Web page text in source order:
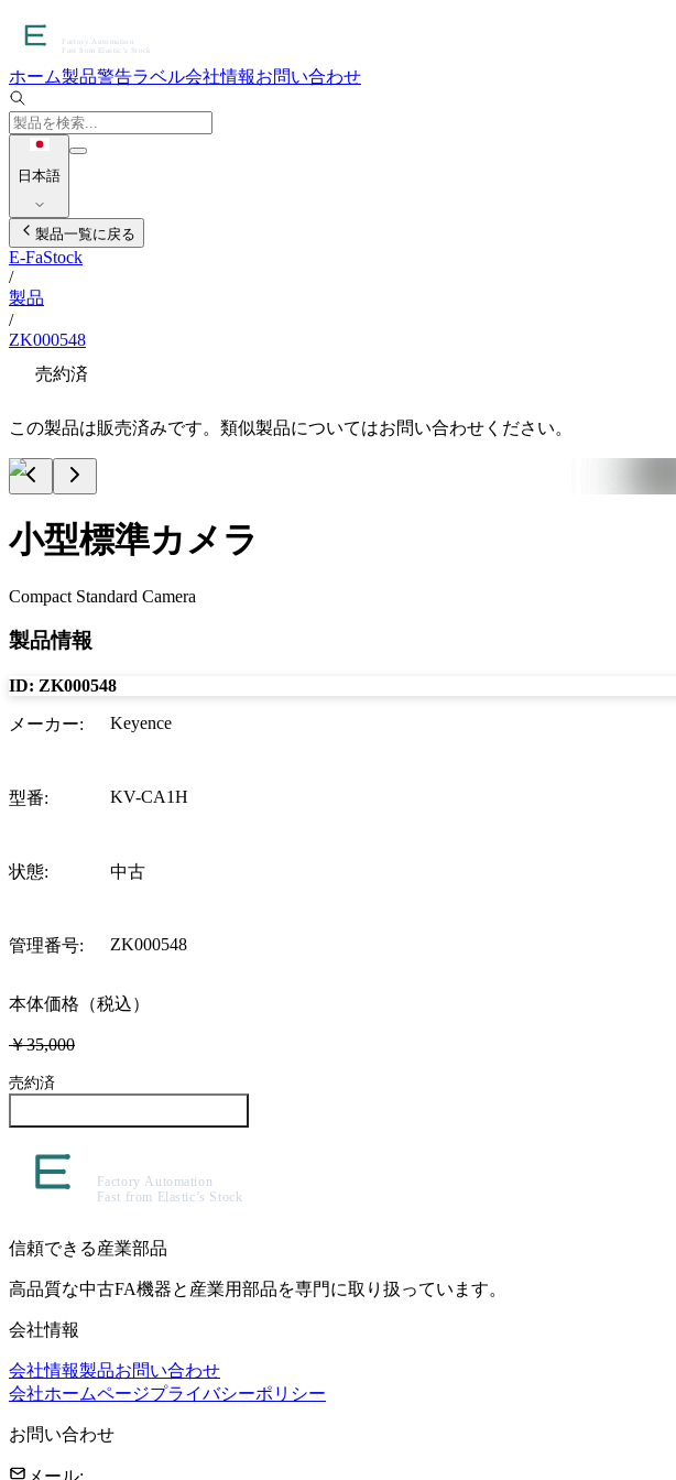
ホーム製品警告ラベル会社情報お問い合わせ
日本語
製品一覧に戻る
E-FaStock
/
製品
/
ZK000548
売約済
この製品は販売済みです。類似製品についてはお問い合わせください。
小型標準カメラ
Compact Standard Camera
製品情報
ID: ZK000548
メーカー: Keyence
型番: KV-CA1H
状態: 中古
管理番号: ZK000548
本体価格（税込）
￥35,000
売約済
信頼できる産業部品
高品質な中古FA機器と産業用部品を専門に取り扱っています。
会社情報
会社情報製品お問い合わせ
会社ホームページプライバシーポリシー
お問い合わせ
メール: